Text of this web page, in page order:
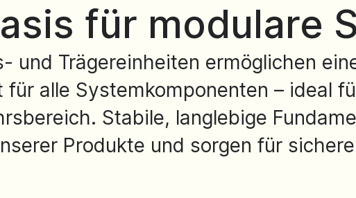
für modulare
und Trägereinheiten ermöglichen
für alle Systemkomponenten – ideal
Stabile, langlebige
Produkte und sorgen für